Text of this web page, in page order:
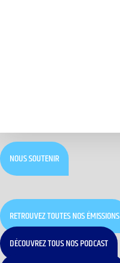
NOUS SOUTENIR
RETROUVEZ TOUTES NOS ÉMISSIONS
DÉCOUVREZ TOUS NOS PODCAST